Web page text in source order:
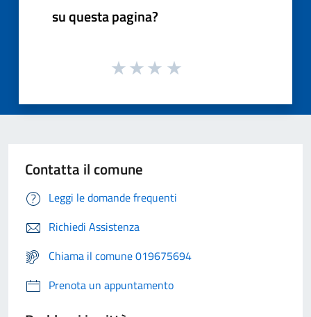
su questa pagina?
Contatta il comune
Leggi le domande frequenti
Richiedi Assistenza
Chiama il comune 019675694
Prenota un appuntamento